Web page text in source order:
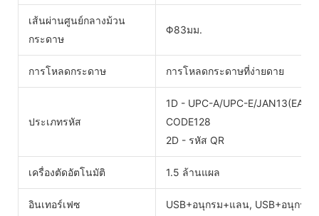
เส้นผ่านศูนย์กลางม้วน
กระดาษ
Φ83มม.
การโหลดกระดาษ การโหลดกระดาษที่ง่ายดาย
ประเภทรหัส
1D - UPC-A/UPC-E/
CODE128
2D - รหัส QR
เครื่องตัดอัตโนมัติ 1.5 ล้านแผล
อินเทอร์เฟซ USB+อนุกรม+แลน, USB+อนุกรม